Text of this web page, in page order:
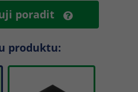
poradit
produktu: